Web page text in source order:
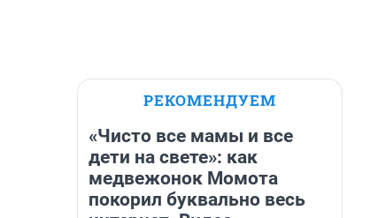
РЕКОМЕНДУЕМ
«Чисто все мамы и все
дети на свете»: как
медвежонок Момота
покорил буквально весь